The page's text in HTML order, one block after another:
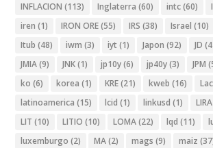
INFLACION (113) Inglaterra (60) intc(60)
iren (1) IRON ORE(55) IRS (38) Israel (10)
Itub (48) iwm (3) iyt (1) Japon (92) JD
JMIA(9) JNK(1) jp10y(6) jp40y(3) JPM
ko (6) korea (1) KRE(21) kweb (16) Lac
latinoamerica (15) lcid (1) linkusd (1)
LIT (10) LITIO (10) LOMA(22) lqd (11)
luxemburgo (2) MA(2) mags (9) maiz